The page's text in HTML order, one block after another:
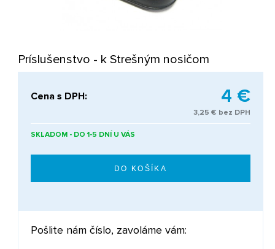
Príslušenstvo - k Strešným nosičom
Cena s DPH: 4 €
3,25 € bez DPH
SKLADOM - DO 1-5 DNÍ U VÁS
Pošlite nám číslo, zavoláme vám: